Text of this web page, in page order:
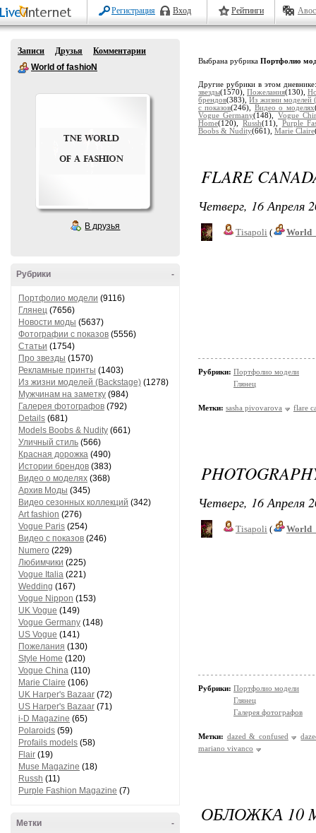
Регистрация Вход Рейтинги
Записи Друзья
Комментарии
World of fashioN
В друзья
-
Рубрики
Портфолио модели (9116)
Глянец (7656)
Новости моды (5637)
Фотографии с показов (5556)
Статьи (1754)
Про звезды (1570)
Рекламные принты (1403)
Из жизни моделей (Backstage) (1278)
Мужчинам на заметку (984)
Галерея фотографов (792)
Details (681)
Models Boobs & Nudity (661)
Уличный стиль (566)
Красная дорожка (490)
Истории брендов (383)
Видео о моделях (368)
Архив Моды (345)
Видео сезонных коллекций (342)
Art fashion (276)
Vogue Paris (254)
Видео с показов (246)
Numero (229)
Любимчики (225)
Vogue Italia (221)
Wedding (167)
Vogue Nippon (153)
UK Vogue (149)
Vogue Germany (148)
US Vogue (141)
Пожелания (130)
Style Home (120)
Vogue China (110)
Marie Claire (106)
UK Harper's Bazaar (72)
US Harper's Bazaar (71)
i-D Magazine (65)
Polaroids (59)
Profails models (58)
Flair (19)
Muse Magazine (18)
Russh (11)
Purple Fashion Magazine (7)
-
Метки
Выбрана рубрика Портфолио
Другие рубрики в этом
звезды(1570), Пожелания(130),
брендов(383),Из жизни моделей
с показов(246), Видео о моделях
Vogue Germany(148), Vogue
Home(120), Russh(11), Purple
Boobs & Nudity(661), Marie Claire
FLARE
Четверг, 16 Апреля
Tisapoli (
Рубрики: Портфолио модели
Глянец
Метки: sasha pivovarova flare
Четверг, 16 Апреля
Tisapoli (
Рубрики: Портфолио модели
Глянец
Галерея фотографов
Метки: dazed & confused
mariano vivanco
ОБЛОЖКА 10